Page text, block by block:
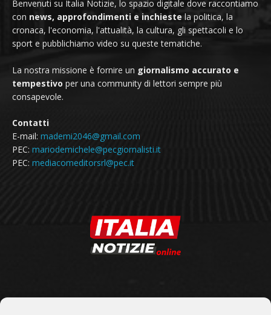
Benvenuti su Italia Notizie, lo spazio digitale dove raccontiamo
con news, approfondimenti e inchieste la politica, la
cronaca, l'economia, l'attualità, la cultura, gli spettacoli e lo
sport e pubblichiamo video su queste tematiche.
La nostra missione è fornire un giornalismo accurato e
tempestivo per una community di lettori sempre più
consapevole.
Contatti
E-mail: mademi2046@gmail.com
PEC: mariodemichele@pecgiornalisti.it
PEC: mediacomeditorsrl@pec.it
SEGUICI SU